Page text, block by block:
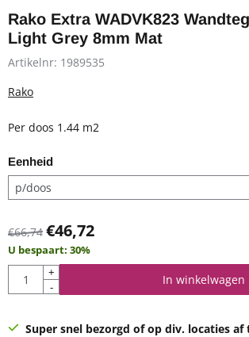
Rako Extra WADVK823
Light Grey 8mm Mat
Artikelnr: 1989535
Rako
Per doos 1.44 m2
Eenheid
€66,74 €46,72
U bespaart: 30%
Aantal
+
-
In winkelwagen
Super snel bezorgd of op div. locaties af